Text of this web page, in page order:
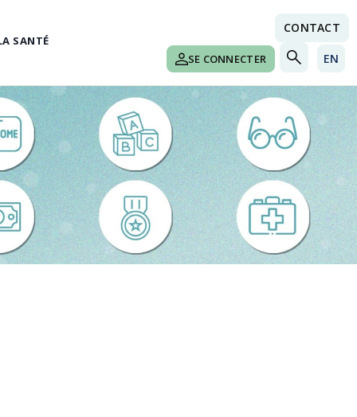
SANTÉ
SE CONNECTER
CONTACT
EN